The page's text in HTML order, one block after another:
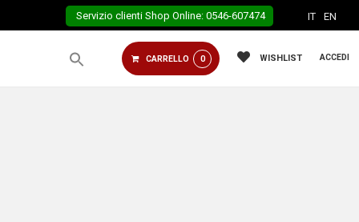
Servizio clienti Shop Online: 0546-607474 IT EN
ACCEDI
CARRELLO 0 WISHLIST